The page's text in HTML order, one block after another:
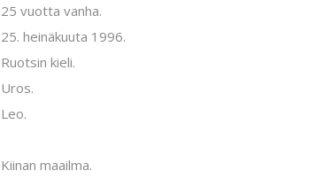
25 vuotta vanha.
25. heinäkuuta 1996.
Ruotsin kieli.
Uros.
Leo.
Kiinan maailma.